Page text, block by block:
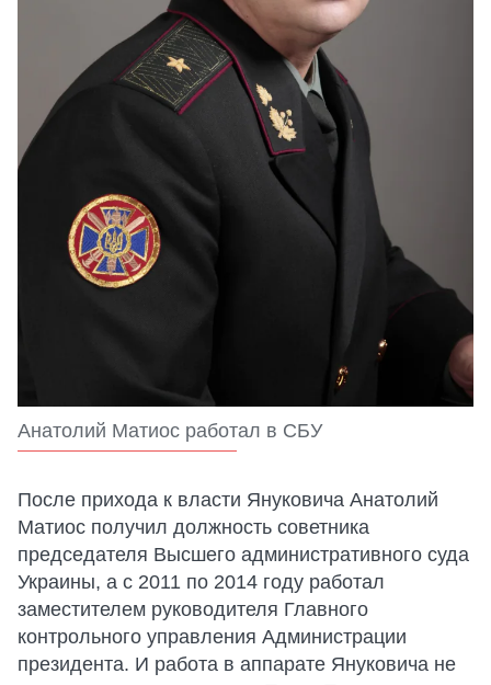
Анатолий Матиос работал в СБУ
После прихода к власти Януковича Анатолий
Матиос получил должность советника
председателя Высшего административного суда
Украины, а с 2011 по 2014 году работал
заместителем руководителя Главного
контрольного управления Администрации
президента. И работа в аппарате Януковича не